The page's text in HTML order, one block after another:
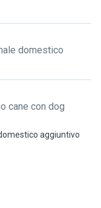
domestico
cane con dog
aggiuntivo